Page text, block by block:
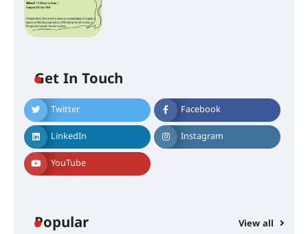
Get In Touch
Twitter Facebook
LinkedIn Instagram
YouTube
Popular View all
ഐ.ഐ.ടി മദ്രാസ്സിൽ നിന്നും
ഡോക്ടറേറ്റ് – ഇരിങ്ങാലക്കുട
സ്വദേശി ആതിര എം കെ യുടെ
നേട്ടം പ്രതിസന്ധികളോട് പൊരുതി